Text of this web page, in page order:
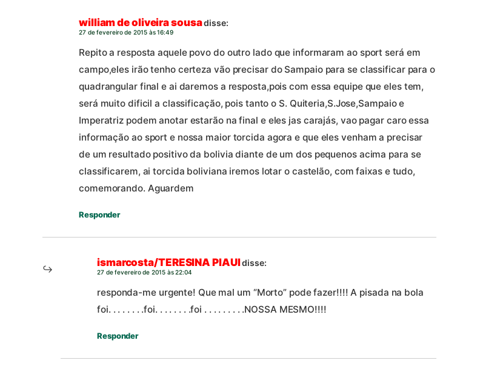
william de oliveira sousadisse:
27 de fevereiro de 2015 às 16:49
Repito a resposta aquele povo do outro lado que informaram ao sport será em
campo,eles irão tenho certeza vão precisar do Sampaio para se classificar para o
quadrangular final e ai daremos a resposta,pois com essa equipe que eles tem,
será muito dificil a classificação, pois tanto o S. Quiteria,S.Jose,Sampaio e
Imperatriz podem anotar estarão na final e eles jas carajás, vao pagar caro essa
informação ao sport e nossa maior torcida agora e que eles venham a precisar
de um resultado positivo da bolivia diante de um dos pequenos acima para se
classificarem, ai torcida boliviana iremos lotar o castelão, com faixas e tudo,
comemorando. Aguardem
Responder
ismarcosta/TERESINA PIAUIdisse:
27 de fevereiro de 2015 às 22:04
responda-me urgente! Que mal um “Morto” pode fazer!!!! A pisada na bola
foi. . . . . . . .foi. . . . . . . .foi . . . . . . . . .NOSSA MESMO!!!!
Responder